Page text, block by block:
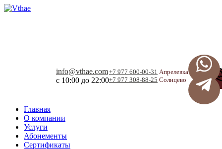
+7 977 600-00-31 Апрелевка
+7 977 308-88-25 Солнцево
info@vthae.com
c 10:00 до 22:00
Главная
О компании
Услуги
Абонементы
Сертификаты